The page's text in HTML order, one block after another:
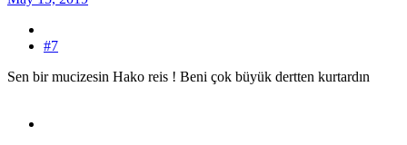
#7
Sen bir mucizesin Hako reis ! Beni çok büyük dertten kurtardın